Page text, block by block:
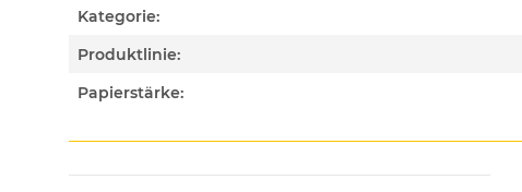
Kategorie:
Produktlinie:
Papierstärke: